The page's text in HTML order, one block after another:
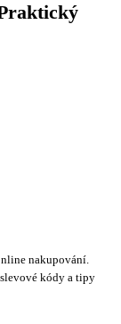
nakupování.
kódy a tipy